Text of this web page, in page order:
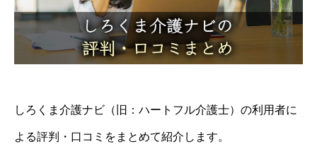
しろくま介護ナビ（旧：ハートフル介護士）の利用者に
よる評判・口コミをまとめて紹介します。